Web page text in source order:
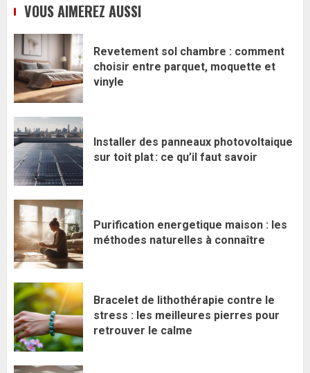
VOUS AIMEREZ AUSSI
Revetement sol chambre : comment
choisir entre parquet, moquette et
vinyle
Installer des panneaux photovoltaique
sur toit plat : ce qu’il faut savoir
Purification energetique maison : les
méthodes naturelles à connaître
Bracelet de lithothérapie contre le
stress : les meilleures pierres pour
retrouver le calme